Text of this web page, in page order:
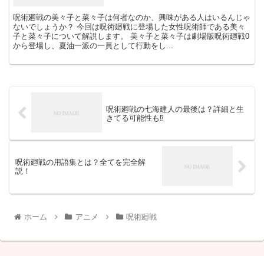
呪術廻戦の美々子と菜々子は何者なのか、興味がある人はいるんじゃ
ないでしょうか？ 今回は呪術廻戦に登場した女性呪術師である美々
子と菜々子について解説します。 美々子と菜々子は劇場版呪術廻戦0
から登場し、夏油一派の一員として行動をし...
呪術廻戦の七海建人の最後は？詳細と生
きてる可能性も⁉
呪術廻戦の用語集とは？全てを完全解
説！
ホーム アニメ 呪術廻戦